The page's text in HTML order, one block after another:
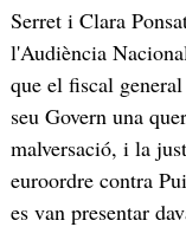
Serret i Clara
l'Audiència
que el fiscal
seu Govern una
malversació, i la
euroordre contra
es van presentar